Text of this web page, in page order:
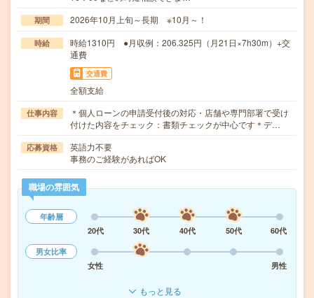
期間 2026年10月上旬～長期 ※10月～！
時給
時給1310円 ●月収例：206.325円（月21日×7h30m）+交
通費
交通費
全額支給
仕事内容
＊個人ローンの申請受付後の対応・店舗や専門部署で受け
付けた内容をチェック：書類チェックが中心です＊デ…
応募資格
英語力不要
事務のご経験があればOK
職場の雰囲気
年齢層
20代
30代 40代 50代
60代
男女比率
女性
男性
もっと見る